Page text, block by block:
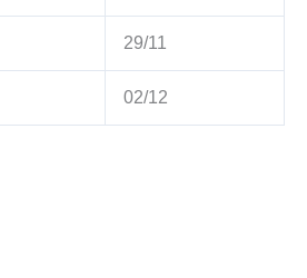
29/11
02/12